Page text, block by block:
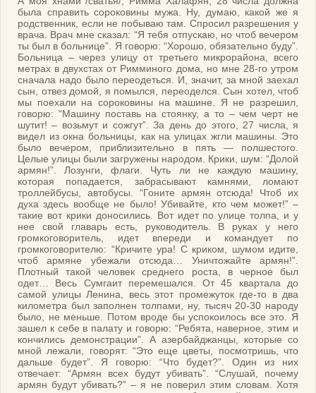
была справить сороковины мужа. Ну, думаю, какой же я
родственник, если не побываю там. Спросил разрешения у
врача. Врач мне сказал: “Я тебя отпускаю, но чтоб вечером
ты был в больнице”. Я говорю: “Хорошо, обязательно буду”.
Больница – через улицу от третьего микрорайона, всего
метрах в двухстах от Римминого дома, но мне 28-го утром
сначала надо было переодеться. И, значит, за мной заехал
сын, отвез домой, я помылся, переоделся. Сын хотел, чтоб
мы поехали на сороковины на машине. Я не разрешил,
говорю: “Машину поставь на стоянку, а то – чем черт не
шутит! – возьмут и сожгут”. За день до этого, 27 числа, я
видел из окна больницы, как на улицах жгли машины. Это
было вечером, приблизительно в пять — полшестого.
Целые улицы были загружены народом. Крики, шум: “Долой
армян!”. Лозунги, флаги. Чуть ли не каждую машину,
которая попадается, забрасывают камнями, ломают
троллейбусы, автобусы. “Гоните армян отсюда! Чтоб их
духа здесь вообще не было! Убивайте, кто чем может!” –
такие вот крики доносились. Вот идет по улице толпа, и у
нее свой главарь есть, руководитель. В руках у него
громкоговоритель, идет впереди и командует по
громкоговорителю: “Кричите ура! С криком, шумом идите,
чтоб армяне убежали отсюда… Уничтожайте армян!”.
Плотный такой человек среднего роста, в черное был
одет… Весь Сумгаит перемешался. От 45 квартала до
самой улицы Ленина, весь этот промежуток где-то в два
километра был заполнен толпами, ну, тысяч 20-30 народу
было, не меньше. Потом вроде бы успокоилось все это. Я
зашел к себе в палату и говорю: “Ребята, наверное, этим и
кончились демонстрации”. А азербайджанцы, которые со
мной лежали, говорят: “Это еще цветы, посмотришь, что
дальше будет”. Я говорю: “Что будет?”. Один из них
отвечает: “Армян всех будут убивать”. “Слушай, почему
армян будут убивать?” – я не поверил этим словам. Хотя